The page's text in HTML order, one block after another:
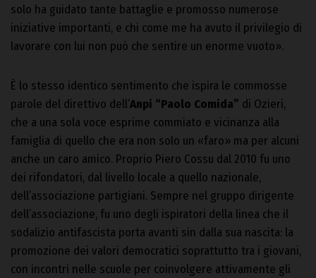
solo ha guidato tante battaglie e promosso numerose
iniziative importanti, e chi come me ha avuto il privilegio di
lavorare con lui non può che sentire un enorme vuoto».
È lo stesso identico sentimento che ispira le commosse
parole del direttivo dell’Anpi “Paolo Comida” di Ozieri,
che a una sola voce esprime commiato e vicinanza alla
famiglia di quello che era non solo un «faro» ma per alcuni
anche un caro amico. Proprio Piero Cossu dal 2010 fu uno
dei rifondatori, dal livello locale a quello nazionale,
dell’associazione partigiani. Sempre nel gruppo dirigente
dell’associazione, fu uno degli ispiratori della linea che il
sodalizio antifascista porta avanti sin dalla sua nascita: la
promozione dei valori democratici soprattutto tra i giovani,
con incontri nelle scuole per coinvolgere attivamente gli